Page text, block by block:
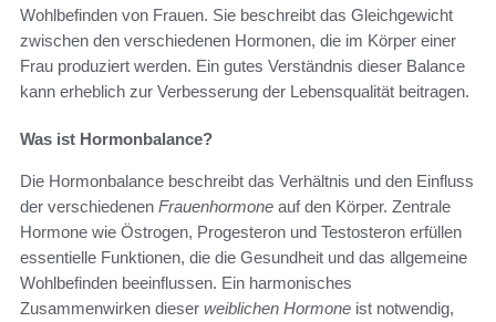
Wohlbefinden von Frauen. Sie beschreibt das Gleichgewicht
zwischen den verschiedenen Hormonen, die im Körper einer
Frau produziert werden. Ein gutes Verständnis dieser Balance
kann erheblich zur Verbesserung der Lebensqualität beitragen.
Was ist Hormonbalance?
Die Hormonbalance beschreibt das Verhältnis und den Einfluss
der verschiedenen Frauenhormone auf den Körper. Zentrale
Hormone wie Östrogen, Progesteron und Testosteron erfüllen
essentielle Funktionen, die die Gesundheit und das allgemeine
Wohlbefinden beeinflussen. Ein harmonisches
Zusammenwirken dieser weiblichen Hormone ist notwendig,